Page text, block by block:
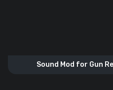
Sound Mod for Gun